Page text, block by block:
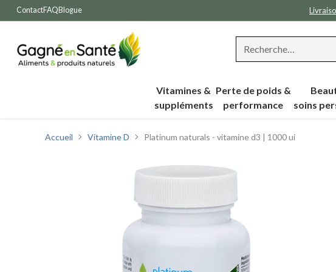
ContactFAQ Blogue
Recherche…
Vitamines &
suppléments
Perte de poids &
performance
soins
Accueil Vitamine D Platinum naturals - vitamine d3 | 1000 ui